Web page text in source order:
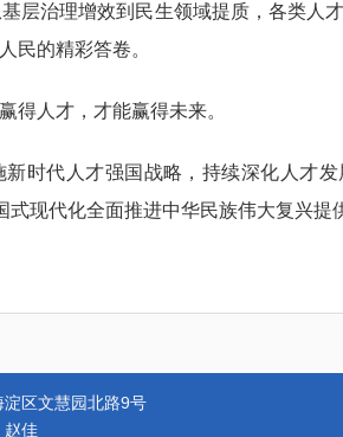
治理增效到民生领域提质，各类人才
民的精彩答卷。
人才，才能赢得未来。
代人才强国战略，持续深化人才
现代化全面推进中华民族伟大复兴提
区文慧园北路9号
赵佳